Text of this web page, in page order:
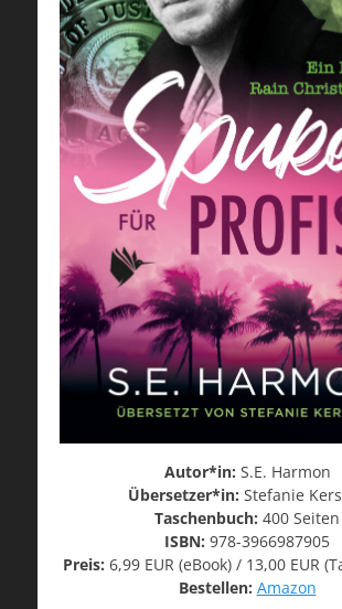
Autor*in: S.E. Harmon
Übersetzer*in: Stefanie
Taschenbuch: 400 Seiten
ISBN: 978-3966987905
Preis: 6,99 EUR (eBook) / 13,00 EUR
Bestellen: Amazon